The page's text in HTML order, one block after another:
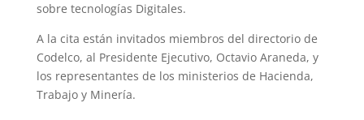
sobre tecnologías Digitales.
A la cita están invitados miembros del directorio de
Codelco, al Presidente Ejecutivo, Octavio Araneda, y
los representantes de los ministerios de Hacienda,
Trabajo y Minería.